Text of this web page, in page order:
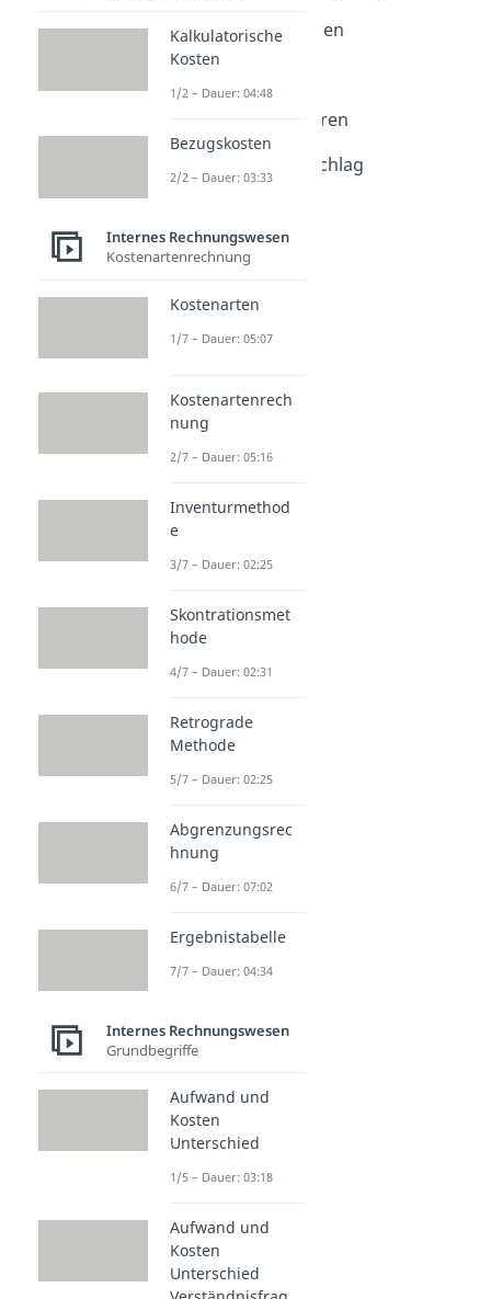
Gleichungsverfahren
Dauer: 04:08
Dauer: 03:04
Stufenleiterverfahren
Dauer: 03:54
Gemeinkostenzuschlag
Dauer: 04:47
Kalkulatorische
Kosten
1/2 – Dauer: 04:48
Bezugskosten
2/2 – Dauer: 03:33
Internes Rechnungswesen
Kostenartenrechnung
Kostenarten
1/7 – Dauer: 05:07
Kostenartenrech
nung
2/7 – Dauer: 05:16
Inventurmethod
e
3/7 – Dauer: 02:25
Skontrationsmet
hode
4/7 – Dauer: 02:31
Retrograde
Methode
5/7 – Dauer: 02:25
Abgrenzungsrec
hnung
6/7 – Dauer: 07:02
Ergebnistabelle
7/7 – Dauer: 04:34
Internes Rechnungswesen
Grundbegriffe
Aufwand und
Kosten
Unterschied
1/5 – Dauer: 03:18
Aufwand und
Kosten
Unterschied